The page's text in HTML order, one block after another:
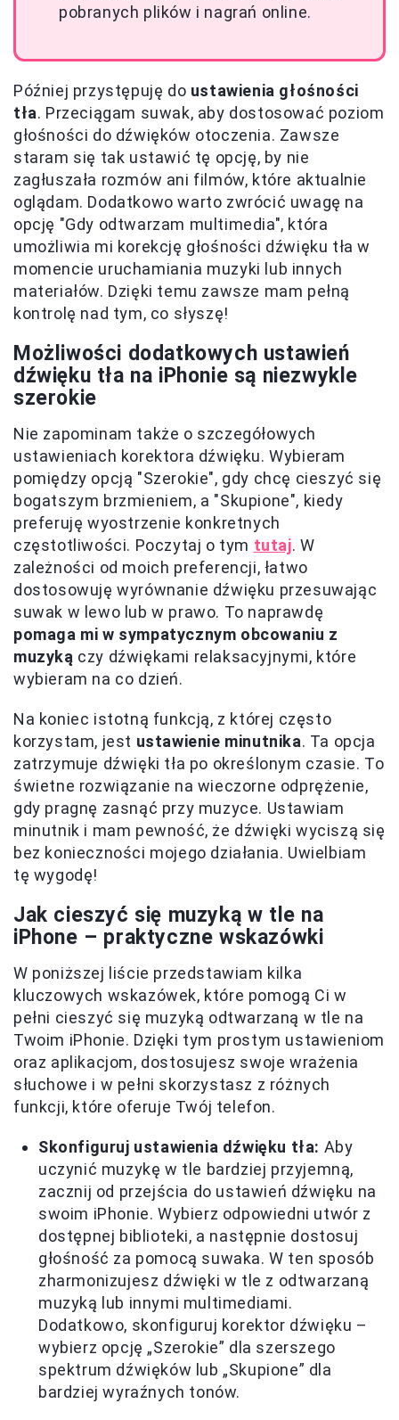
pobranych plików i nagrań online.
Później przystępuję do ustawienia głośności
tła. Przeciągam suwak, aby dostosować poziom
głośności do dźwięków otoczenia. Zawsze
staram się tak ustawić tę opcję, by nie
zagłuszała rozmów ani filmów, które aktualnie
oglądam. Dodatkowo warto zwrócić uwagę na
opcję "Gdy odtwarzam multimedia", która
umożliwia mi korekcję głośności dźwięku tła w
momencie uruchamiania muzyki lub innych
materiałów. Dzięki temu zawsze mam pełną
kontrolę nad tym, co słyszę!
Możliwości dodatkowych ustawień
dźwięku tła na iPhonie są niezwykle
szerokie
Nie zapominam także o szczegółowych
ustawieniach korektora dźwięku. Wybieram
pomiędzy opcją "Szerokie", gdy chcę cieszyć się
bogatszym brzmieniem, a "Skupione", kiedy
preferuję wyostrzenie konkretnych
częstotliwości. Poczytaj o tym tutaj. W
zależności od moich preferencji, łatwo
dostosowuję wyrównanie dźwięku przesuwając
suwak w lewo lub w prawo. To naprawdę
pomaga mi w sympatycznym obcowaniu z
muzyką czy dźwiękami relaksacyjnymi, które
wybieram na co dzień.
Na koniec istotną funkcją, z której często
korzystam, jest ustawienie minutnika. Ta opcja
zatrzymuje dźwięki tła po określonym czasie. To
świetne rozwiązanie na wieczorne odprężenie,
gdy pragnę zasnąć przy muzyce. Ustawiam
minutnik i mam pewność, że dźwięki wyciszą się
bez konieczności mojego działania. Uwielbiam
tę wygodę!
Jak cieszyć się muzyką w tle na
iPhone – praktyczne wskazówki
W poniższej liście przedstawiam kilka
kluczowych wskazówek, które pomogą Ci w
pełni cieszyć się muzyką odtwarzaną w tle na
Twoim iPhonie. Dzięki tym prostym ustawieniom
oraz aplikacjom, dostosujesz swoje wrażenia
słuchowe i w pełni skorzystasz z różnych
funkcji, które oferuje Twój telefon.
Skonfiguruj ustawienia dźwięku tła: Aby
uczynić muzykę w tle bardziej przyjemną,
zacznij od przejścia do ustawień dźwięku na
swoim iPhonie. Wybierz odpowiedni utwór z
dostępnej biblioteki, a następnie dostosuj
głośność za pomocą suwaka. W ten sposób
zharmonizujesz dźwięki w tle z odtwarzaną
muzyką lub innymi multimediami.
Dodatkowo, skonfiguruj korektor dźwięku –
wybierz opcję „Szerokie” dla szerszego
spektrum dźwięków lub „Skupione” dla
bardziej wyraźnych tonów.